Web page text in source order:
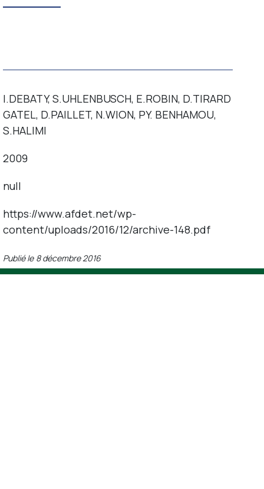
I.DEBATY, S.UHLENBUSCH, E.ROBIN, D.TIRARD
GATEL, D.PAILLET, N.WION, PY. BENHAMOU,
S.HALIMI
2009
null
https://www.afdet.net/wp-
content/uploads/2016/12/archive-148.pdf
Publié le 8 décembre 2016